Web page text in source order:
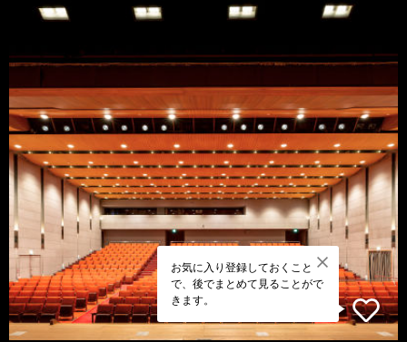
お気に入り登録しておくこと
で、後でまとめて見ることがで
きます。